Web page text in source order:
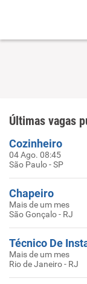
Últimas vagas
Cozinheiro
04 Ago. 08:45
São Paulo - SP
Chapeiro
Mais de um mes
São Gonçalo - RJ
Técnico De
Mais de um mes
Rio de Janeiro - RJ